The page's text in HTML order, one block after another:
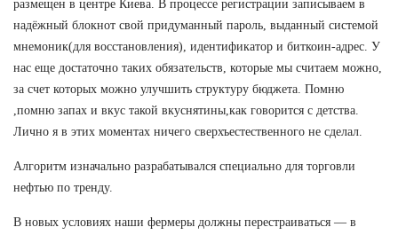
размещен в центре Киева. В процессе регистрации записываем в
надёжный блокнот свой придуманный пароль, выданный системой
мнемоник(для восстановления), идентификатор и биткоин-адрес. У
нас еще достаточно таких обязательств, которые мы считаем можно,
за счет которых можно улучшить структуру бюджета. Помню
,помню запах и вкус такой вкуснятины,как говорится с детства.
Лично я в этих моментах ничего сверхъестественного не сделал.
Алгоритм изначально разрабатывался специально для торговли
нефтью по тренду.
В новых условиях наши фермеры должны перестраиваться — в